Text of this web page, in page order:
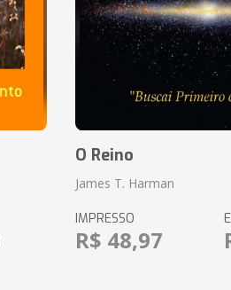
O Reino
James T. Harman
IMPRESSO
R$ 48,97